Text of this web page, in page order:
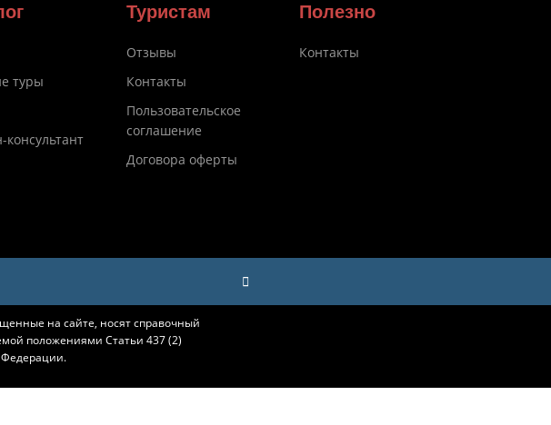
туры
Туристам
Отзывы
Контакты
Пользовательское
соглашение
Договора оферты
Полезно
Контакты
на сайте, носят справочный
положениями Статьи 437 (2)
Федерации.